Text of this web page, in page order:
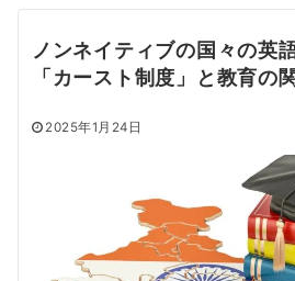
ノンネイティブの国々の英
「カースト制度」と教育の
2025年1月24日